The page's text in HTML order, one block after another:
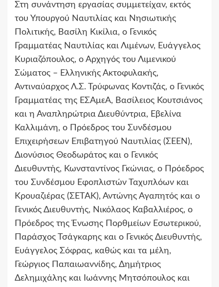
Στη συνάντηση εργασίας συμμετείχαν, εκτός
του Υπουργού Ναυτιλίας και Νησιωτικής
Πολιτικής, Βασίλη Κικίλια, ο Γενικός
Γραμματέας Ναυτιλίας και Λιμένων, Ευάγγελος
Κυριαζόπουλος, ο Αρχηγός του Λιμενικού
Σώματος – Ελληνικής Ακτοφυλακής,
Αντιναύαρχος Λ.Σ. Τρύφωνας Κοντιζάς, ο Γενικός
Γραμματέας της ΕΣΑμεΑ, Βασίλειος Κουτσιάνος
και η Αναπληρώτρια Διευθύντρια, Εβελίνα
Καλλιμάνη, ο Πρόεδρος του Συνδέσμου
Επιχειρήσεων Επιβατηγού Ναυτιλίας (ΣΕΕΝ),
Διονύσιος Θεοδωράτος και ο Γενικός
Διευθυντής, Κωνσταντίνος Γκώνιας, ο Πρόεδρος
του Συνδέσμου Εφοπλιστών Ταχυπλόων και
Κρουαζιέρας (ΣΕΤΑΚ), Αντώνης Αγαπητός και ο
Γενικός Διευθυντής, Νικόλαος Καβαλλιέρος, ο
Πρόεδρος της Ένωσης Πορθμείων Εσωτερικού,
Παράσχος Τσάγκαρης και ο Γενικός Διευθυντής,
Ευάγγελος Σόφρας, καθώς και τα μέλη,
Γεώργιος Παπαιωαννίδης, Δημήτριος
Δελημιχάλης και Ιωάννης Μητσόπουλος και